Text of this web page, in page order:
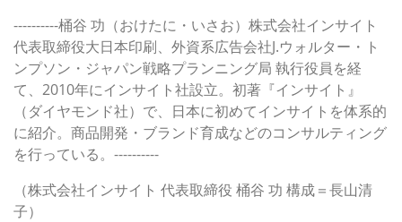
----------桶谷 功（おけたに・いさお）株式会社インサイト
代表取締役大日本印刷、外資系広告会社J.ウォルター・ト
ンプソン・ジャパン戦略プランニング局 執行役員を経
て、2010年にインサイト社設立。初著『インサイト』
（ダイヤモンド社）で、日本に初めてインサイトを体系的
に紹介。商品開発・ブランド育成などのコンサルティング
を行っている。----------
（株式会社インサイト 代表取締役 桶谷 功 構成＝長山清
子）